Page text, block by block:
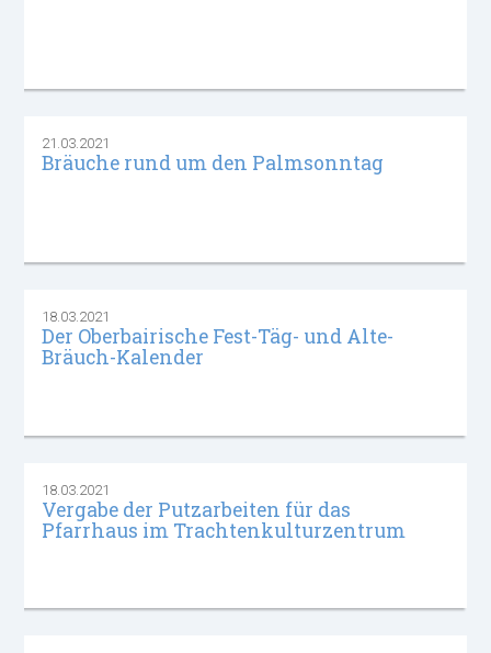
21.03.2021
Bräuche rund um den Palmsonntag
18.03.2021
Der Oberbairische Fest-Täg- und Alte-
Bräuch-Kalender
18.03.2021
Vergabe der Putzarbeiten für das
Pfarrhaus im Trachtenkulturzentrum